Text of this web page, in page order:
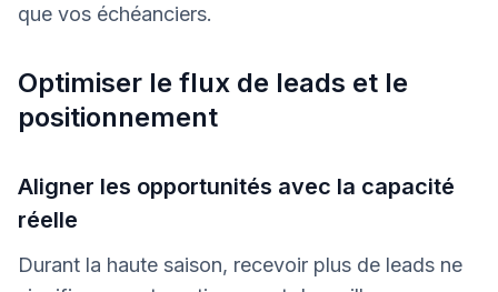
que vos échéanciers.
Optimiser le flux de leads et le
positionnement
Aligner les opportunités avec la capacité
réelle
Durant la haute saison, recevoir plus de leads ne